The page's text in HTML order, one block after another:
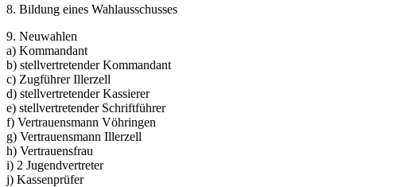
8. Bildung eines Wahlausschusses
9. Neuwahlen
a) Kommandant
b) stellvertretender Kommandant
c) Zugführer Illerzell
d) stellvertretender Kassierer
e) stellvertretender Schriftführer
f) Vertrauensmann Vöhringen
g) Vertrauensmann Illerzell
h) Vertrauensfrau
i) 2 Jugendvertreter
j) Kassenprüfer